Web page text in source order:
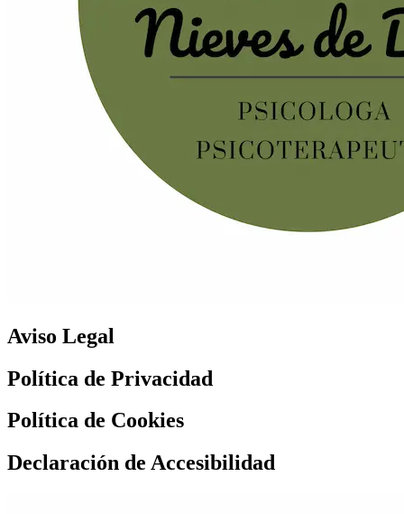
Aviso Legal
Política de Privacidad
Política de Cookies
Declaración de Accesibilidad